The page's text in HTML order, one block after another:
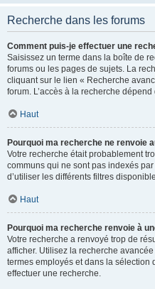
Recherche dans les forums
Comment puis-je effectuer une
Saisissez un terme dans la boîte de
forums ou les pages de sujets. La
cliquant sur le lien « Recherche
forum. L’accès à la recherche
Haut
Pourquoi ma recherche ne renvoie
Votre recherche était probablement
communs qui ne sont pas indexés
d’utiliser les différents filtres
Haut
Pourquoi ma recherche renvoie à
Votre recherche a renvoyé trop de
afficher. Utilisez la recherche
termes employés et dans la sélection
effectuer une recherche.